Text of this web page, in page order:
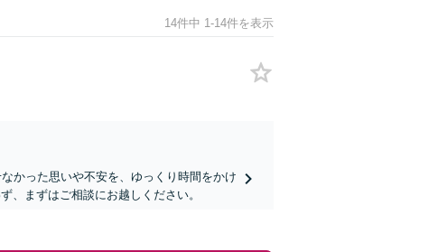
14件中 1-14件を表示
かった思いや不安を、ゆっくり時間をかけ
、まずはご相談にお越しください。